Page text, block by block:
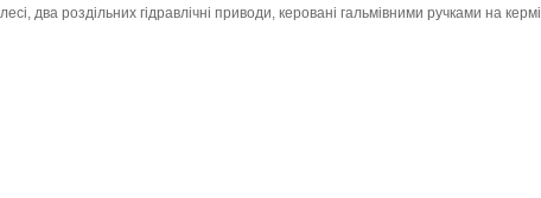
два роздільних гідравлічні приводи, керовані гальмівними ручками на кермі